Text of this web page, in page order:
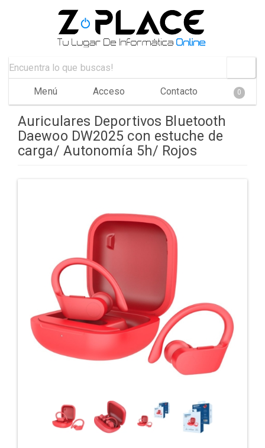
Menú Acceso Contacto 0
Auriculares Deportivos Bluetooth
Daewoo DW2025 con estuche de
carga/ Autonomía 5h/ Rojos